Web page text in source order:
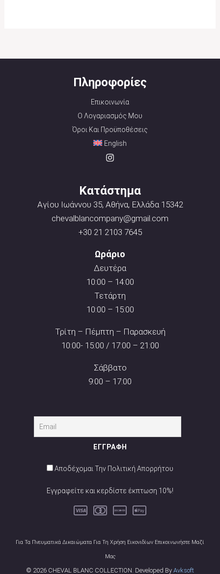
Πληροφορίες
Επικοινωνία
Ο Λογαριασμός Μου
Όροι Και Προϋποθέσεις
English
Κατάστημα
Αγίου Ιωάννου 35, Αθήνα, Ελλάδα 15342
chevalblancompany@gmail.com
+30 21 2103 7645
Ωράριο
Δευτέρα
10:00 – 14:00
Τετάρτη
10:00 – 15:00
Τρίτη – Πέμπτη – Παρασκευή
10:00- 15:00 / 17:00 – 21:00
Σάββατο
9:00 – 17:00
Αποδέχομαι Την Πολιτική Απορρήτου
Εγγραφείτε και κερδίστε έκπτωση 10%!
Για Τα Πνευματικά Δικαιώματα Για Τη Χρήση Εικονιδίων Επικοινωνήστε Μαζί
Μας
© 2026 CHEVAL BLANC COLLECTION. Developed By Avksoft